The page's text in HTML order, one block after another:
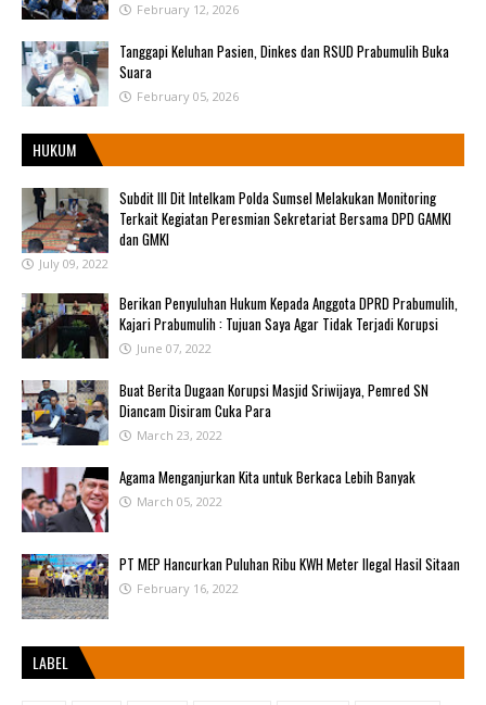
February 12, 2026
Tanggapi Keluhan Pasien, Dinkes dan RSUD Prabumulih Buka
Suara
February 05, 2026
HUKUM
Subdit III Dit Intelkam Polda Sumsel Melakukan Monitoring
Terkait Kegiatan Peresmian Sekretariat Bersama DPD GAMKI
dan GMKI
July 09, 2022
Berikan Penyuluhan Hukum Kepada Anggota DPRD Prabumulih,
Kajari Prabumulih : Tujuan Saya Agar Tidak Terjadi Korupsi
June 07, 2022
Buat Berita Dugaan Korupsi Masjid Sriwijaya, Pemred SN
Diancam Disiram Cuka Para
March 23, 2022
Agama Menganjurkan Kita untuk Berkaca Lebih Banyak
March 05, 2022
PT MEP Hancurkan Puluhan Ribu KWH Meter Ilegal Hasil Sitaan
February 16, 2022
LABEL